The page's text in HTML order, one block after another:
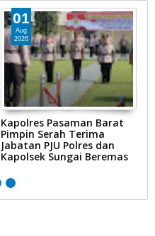
01
Aug
2026
Kapolres Pasaman Barat
Pimpin Serah Terima
Jabatan PJU Polres dan
Kapolsek Sungai Beremas